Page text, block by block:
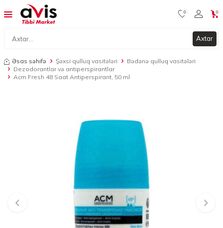
Axtar
0 0
Əsas səhifə Şəxsi qulluq vasitələri
Bədənə qulluq vasitələri
Dezodorantlar və antiperspirantlar
Acm Fresh 48 Saat Antiperspirant, 50 ml